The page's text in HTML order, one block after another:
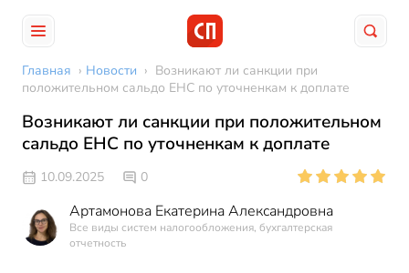
Главная › Новости › Возникают ли санкции при
положительном сальдо ЕНС по уточненкам к доплате
Возникают ли санкции при положительном
сальдо ЕНС по уточненкам к доплате
10.09.2025 0
Артамонова Екатерина Александровна
Все виды систем налогообложения, бухгалтерская
отчетность